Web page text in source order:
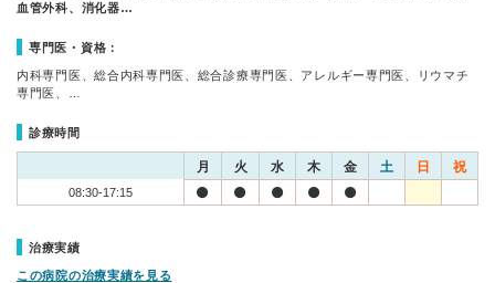
血管外科、消化器…
専門医・資格：
内科専門医、総合内科専門医、総合診療専門医、アレルギー専門医、リウマチ
専門医、…
診療時間
月 火 水 木 金 土 日 祝
08:30-17:15
治療実績
この病院の治療実績を見る